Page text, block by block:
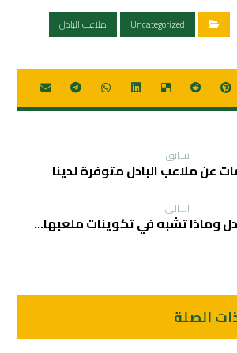
Uncategorized ملاعب البادل
سابق
عن ملاعب البادل متوفرة لدينا
التالی
وماذا تشبه في تكوينات ملعبها…
الصلة